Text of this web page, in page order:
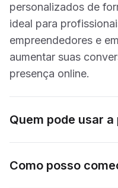
personalizados de
ideal para
empreendedores e
aumentar suas
presença online.
Quem pode usar
Como posso